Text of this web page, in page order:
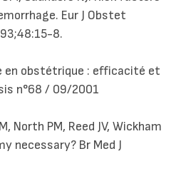
Eur J Obstet
8.
en obstétrique : efficacité et
n°68 / 09/2001
North PM, Reed JV, Wickham
necessary? Br Med J